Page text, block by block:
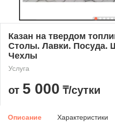
Казан на твердом
Столы. Лавки. Посуда.
Чехлы
Услуга
от 5 000 ₸/сутки
Описание Характеристики